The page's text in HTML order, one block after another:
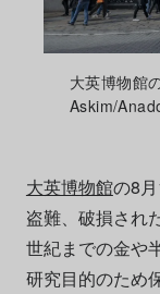
大英博物館
Askim/
大英博物館の8
盗難、破損され
世紀までの金や
研究目的のため